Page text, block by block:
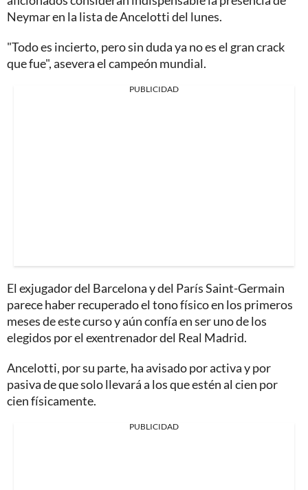
Neymar en la lista de Ancelotti del lunes.
"Todo es incierto, pero sin duda ya no es el gran crack
que fue", asevera el campeón mundial.
PUBLICIDAD
El exjugador del Barcelona y del París Saint-Germain
parece haber recuperado el tono físico en los primeros
meses de este curso y aún confía en ser uno de los
elegidos por el exentrenador del Real Madrid.
Ancelotti, por su parte, ha avisado por activa y por
pasiva de que solo llevará a los que estén al cien por
cien físicamente.
PUBLICIDAD